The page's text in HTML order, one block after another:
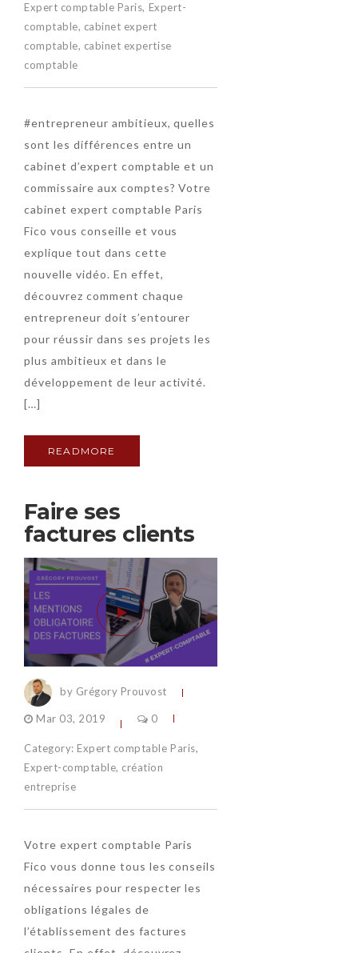
Expert comptable Paris, Expert-
comptable, cabinet expert
comptable, cabinet expertise
comptable
#entrepreneur ambitieux, quelles
sont les différences entre un
cabinet d’expert comptable et un
commissaire aux comptes? Votre
cabinet expert comptable Paris
Fico vous conseille et vous
explique tout dans cette
nouvelle vidéo. En effet,
découvrez comment chaque
entrepreneur doit s’entourer
pour réussir dans ses projets les
plus ambitieux et dans le
développement de leur activité.
[…]
READMORE
Faire ses
factures clients
by Grégory Prouvost
Mar 03, 2019 0
Category: Expert comptable Paris,
Expert-comptable, création
entreprise
Votre expert comptable Paris
Fico vous donne tous les conseils
nécessaires pour respecter les
obligations légales de
l’établissement des factures